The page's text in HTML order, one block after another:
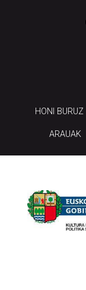
HONI BURUZ
ARAUAK